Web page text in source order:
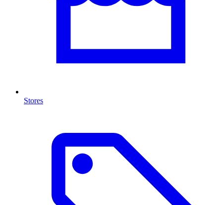
Stores